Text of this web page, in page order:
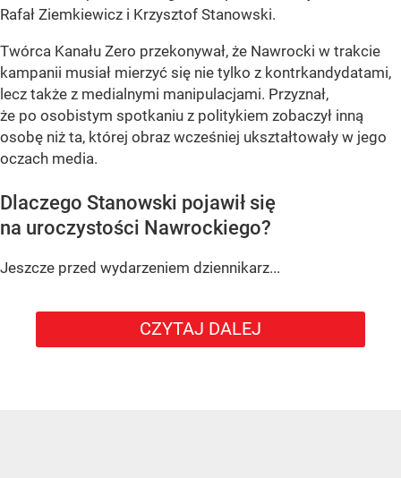
Rafał Ziemkiewicz i Krzysztof Stanowski.
Twórca Kanału Zero przekonywał, że Nawrocki w trakcie
kampanii musiał mierzyć się nie tylko z kontrkandydatami,
lecz także z medialnymi manipulacjami. Przyznał,
że po osobistym spotkaniu z politykiem zobaczył inną
osobę niż ta, której obraz wcześniej ukształtowały w jego
oczach media.
Dlaczego Stanowski pojawił się
na uroczystości Nawrockiego?
Jeszcze przed wydarzeniem dziennikarz...
CZYTAJ DALEJ